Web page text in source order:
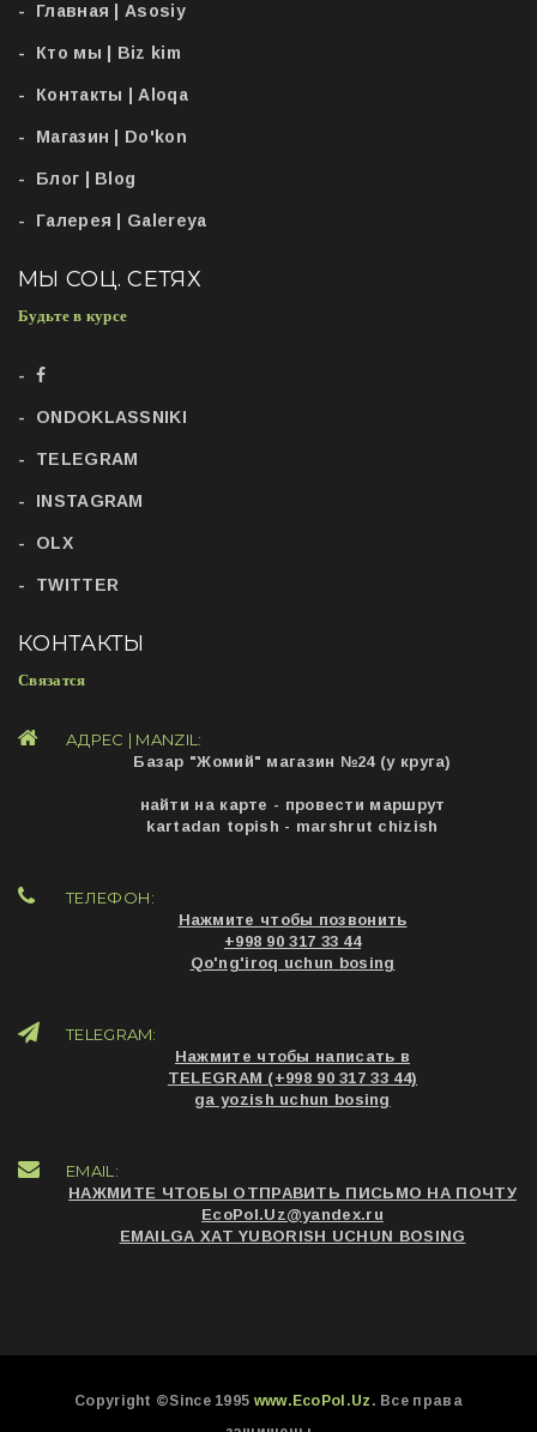
Главная | Asosiy
Кто мы | Biz kim
Контакты | Aloqa
Магазин | Do'kon
Блог | Blog
Галерея | Galereya
МЫ СОЦ. СЕТЯХ
Будьте в курсе
ONDOKLASSNIKI
TELEGRAM
INSTAGRAM
OLX
TWITTER
КОНТАКТЫ
Связатся
АДРЕС | MANZIL:
Базар "Жомий" магазин №24 (у круга)
найти на карте - провести маршрут
kartadan topish - marshrut chizish
ТЕЛЕФОН:
Нажмите чтобы позвонить
+998 90 317 33 44
Qo'ng'iroq uchun bosing
TELEGRAM:
Нажмите чтобы написать в
TELEGRAM (+998 90 317 33 44)
ga yozish uchun bosing
EMAIL:
НАЖМИТЕ ЧТОБЫ ОТПРАВИТЬ ПИСЬМО НА ПОЧТУ
EcoPol.Uz@yandex.ru
EMAILGA XAT YUBORISH UCHUN BOSING
Copyright ©Since 1995 www.EcoPol.Uz . Все права